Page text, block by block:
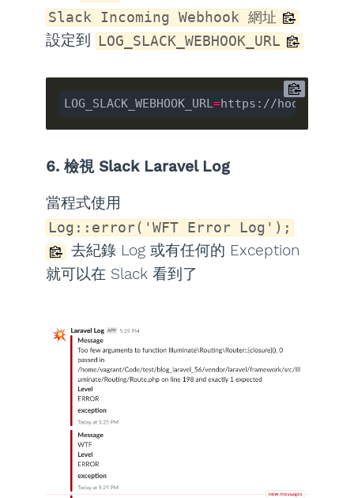
Slack Incoming Webhook 網址
設定到 LOG_SLACK_WEBHOOK_URL
LOG_SLACK_WEBHOOK_URL=
6. 檢視 Slack Laravel Log
當程式使用
Log::error('WFT Error Log');
去紀錄 Log 或有任何的 Exception
就可以在 Slack 看到了